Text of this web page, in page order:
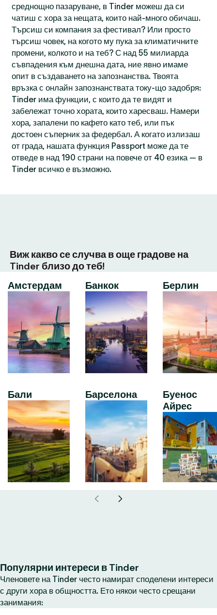
среднощно пазаруване, в Tinder можеш да си
чатиш с хора за нещата, които най-много обичаш.
Търсиш си компания за фестивал? Или просто
търсиш човек, на когото му пука за климатичните
промени, колкото и на теб? С над 55 милиарда
съвпадения към днешна дата, ние явно имаме
опит в създаването на запознанства. Твоята
връзка с онлайн запознанствата току-що задобря:
Tinder има функции, с които да те видят и
забележат точно хората, които харесваш. Намери
хора, запалени по кафето като теб, или пък
достоен съперник за федербал. А когато излизаш
от града, нашата функция Passport може да те
отведе в над 190 страни на повече от 40 езика — в
Tinder всичко е възможно.
Виж какво се случва в още градове на
Tinder близо до теб!
Амстердам
Бали
Банкок
Барселона
Берлин
Буенос
Айрес
Популярни интереси в Tinder
Членовете на Tinder често намират споделени интереси
с други хора в общността. Ето някои често срещани
занимания: